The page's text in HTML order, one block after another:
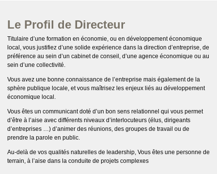
Le Profil de Directeur
Titulaire d’une formation en économie, ou en développement économique
local, vous justifiez d’une solide expérience dans la direction d’entreprise, de
préférence au sein d’un cabinet de conseil, d’une agence économique ou au
sein d’une collectivité.
Vous avez une bonne connaissance de l’entreprise mais également de la
sphère publique locale, et vous maîtrisez les enjeux liés au développement
économique local.
Vous êtes un communicant doté d’un bon sens relationnel qui vous permet
d’être à l’aise avec différents niveaux d’interlocuteurs (élus, dirigeants
d’entreprises …) d’animer des réunions, des groupes de travail ou de
prendre la parole en public.
Au-delà de vos qualités naturelles de leadership, Vous êtes une personne de
terrain, à l’aise dans la conduite de projets complexes